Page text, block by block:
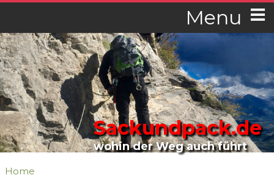
Menu
Sackundpack.de
wohin der Weg auch führt
Home